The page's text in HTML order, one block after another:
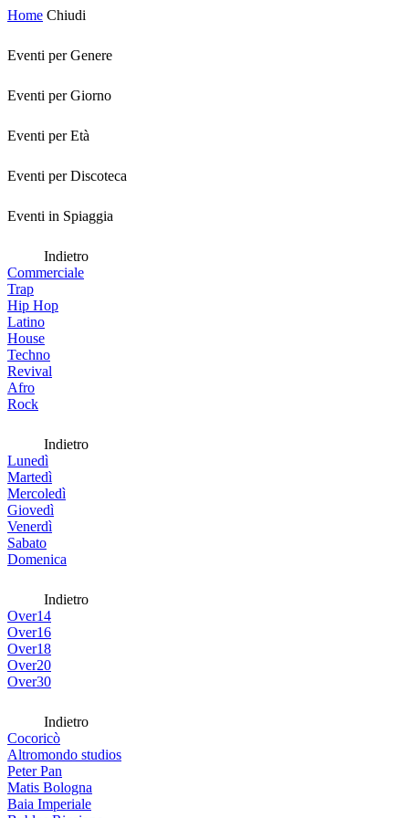
Home Chiudi
Eventi per Genere
Eventi per Giorno
Eventi per Età
Eventi per Discoteca
Eventi in Spiaggia
Indietro
Commerciale
Trap
Hip Hop
Latino
House
Techno
Revival
Afro
Rock
Indietro
Lunedì
Martedì
Mercoledì
Giovedì
Venerdì
Sabato
Domenica
Indietro
Over14
Over16
Over18
Over20
Over30
Indietro
Cocoricò
Altromondo studios
Peter Pan
Matis Bologna
Baia Imperiale